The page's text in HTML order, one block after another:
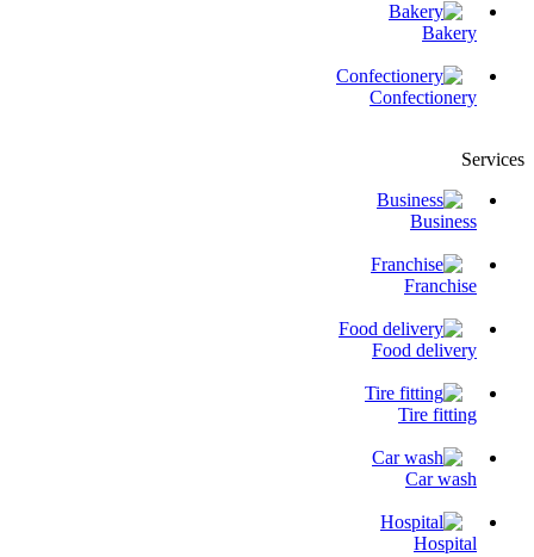
Bakery
Confectionery
Services
Business
Franchise
Food delivery
Tire fitting
Сar wash
Hospital